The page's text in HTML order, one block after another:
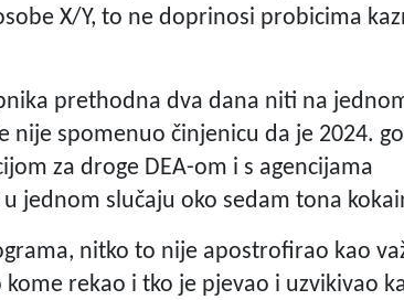
X/Y, to ne doprinosi probicima
prethodna dva dana niti na
nije spomenuo činjenicu da je 2024.
za droge DEA-om i s agencijama
jednom slučaju oko sedam tona
nitko to nije apostrofirao kao
rekao i tko je pjevao i uzvikivao